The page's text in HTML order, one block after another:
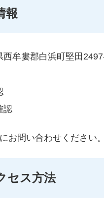
報
西牟婁郡白浜町堅田
認
お問い合わせください
セス方法